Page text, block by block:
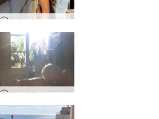
Sali와 Quin의 첫 번째 섹스 테이프
Sali와 Quin의 더러운 사진 촬영